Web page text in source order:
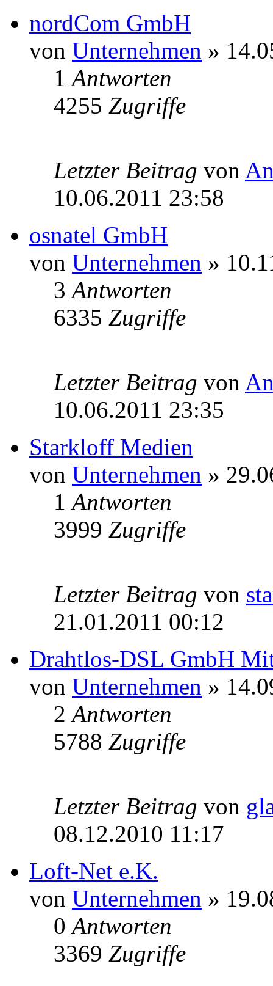
nordCom GmbH
von Unternehmen »
1Antworten
4255 Zugriffe
Letzter Beitrag von
10.06.2011 23:58
osnatel GmbH
von Unternehmen »
3Antworten
6335 Zugriffe
Letzter Beitrag von
10.06.2011 23:35
Starkloff Medien
von Unternehmen »
1Antworten
3999 Zugriffe
Letzter Beitrag von
21.01.2011 00:12
Drahtlos-DSL GmbH
von Unternehmen »
2Antworten
5788 Zugriffe
Letzter Beitrag von
08.12.2010 11:17
Loft-Net e.K.
von Unternehmen »
0Antworten
3369 Zugriffe